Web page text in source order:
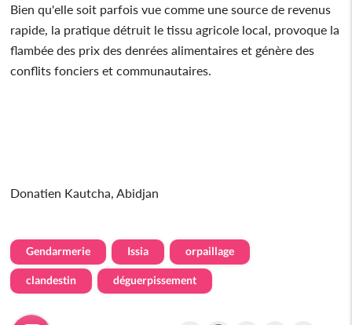
Bien qu'elle soit parfois vue comme une source de revenus
rapide, la pratique détruit le tissu agricole local, provoque la
flambée des prix des denrées alimentaires et génère des
conflits fonciers et communautaires.
Donatien Kautcha, Abidjan
Gendarmerie Issia orpaillage
clandestin déguerpissement